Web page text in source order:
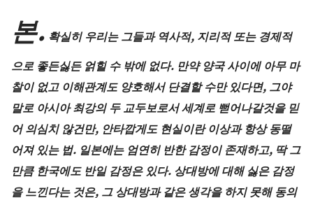
본. 확실히 우리는 그들과 역사적, 지리적 또는 경제적
으로 좋든싫든 얽힐 수 밖에 없다. 만약 양국 사이에 아무 마
찰이 없고 이해관계도 양호해서 단결할 수만 있다면, 그야
말로 아시아 최강의 두 교두보로서 세계로 뻗어나갈것을 믿
어 의심치 않건만, 안타깝게도 현실이란 이상과 항상 동떨
어져 있는 법. 일본에는 엄연히 반한 감정이 존재하고, 딱 그
만큼 한국에도 반일 감정은 있다. 상대방에 대해 싫은 감정
을 느낀다는 것은, 그 상대방과 같은 생각을 하지 못해 동의